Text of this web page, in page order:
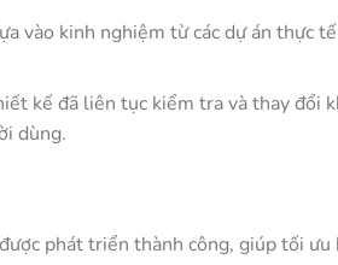
vào kinh nghiệm từ các dự án thực
kế đã liên tục kiểm tra và thay đổi
dùng.
phát triển thành công, giúp tối